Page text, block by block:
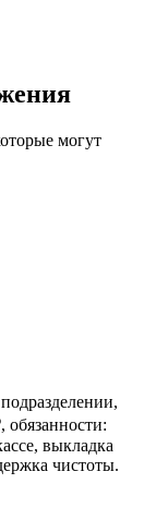
могут
обязанности:
выкладка
чистоты.